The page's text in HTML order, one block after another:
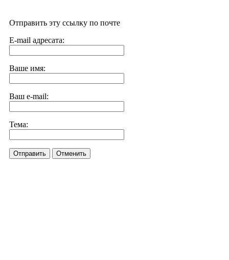
Отправить эту ссылку по почте
E-mail адресата:
Ваше имя:
Ваш e-mail:
Тема:
Отправить Отменить